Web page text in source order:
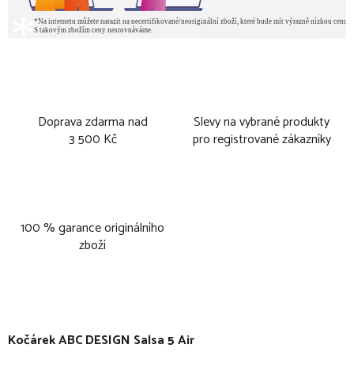
Doprava zdarma nad
3 500 Kč
Slevy na vybrané produkty
pro registrované zákazníky
100 % garance originálního
zboží
Kočárek ABC DESIGN Salsa 5 Air